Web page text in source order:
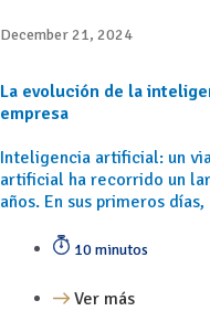
December 21, 2024
La evolución de la
empresa
Inteligencia artificial: un
artificial ha recorrido un
años. En sus primeros días,
10 minutos
Ver más